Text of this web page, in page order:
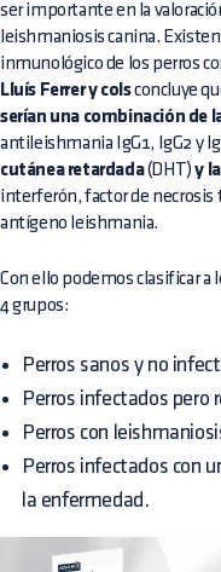
ser importante en la
leishmaniosis canina.
inmunológico de los perros
Lluís Ferrer y colsconcluye
serían una combinación de
antileishmania IgG1, IgG2 y
cutánea retardada(DHT)y
interferón, factor de necrosis
antígeno leishmania.
Con ello podemos clasificar a
4 grupos:
Perros sanos y no
Perros infectados pero
Perros con
Perros infectados con
la enfermedad.